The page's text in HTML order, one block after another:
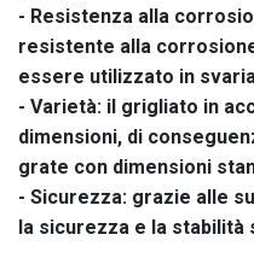
- Resistenza alla
resistente alla
essere utilizzato in
- Varietà: il grigliato in
dimensioni, di
grate con dimensioni
- Sicurezza: grazie alle
la sicurezza e la stabilità